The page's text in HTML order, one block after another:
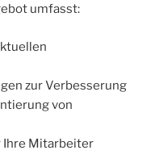
umfasst:
zur Verbesserung
von
Ihre Mitarbeiter